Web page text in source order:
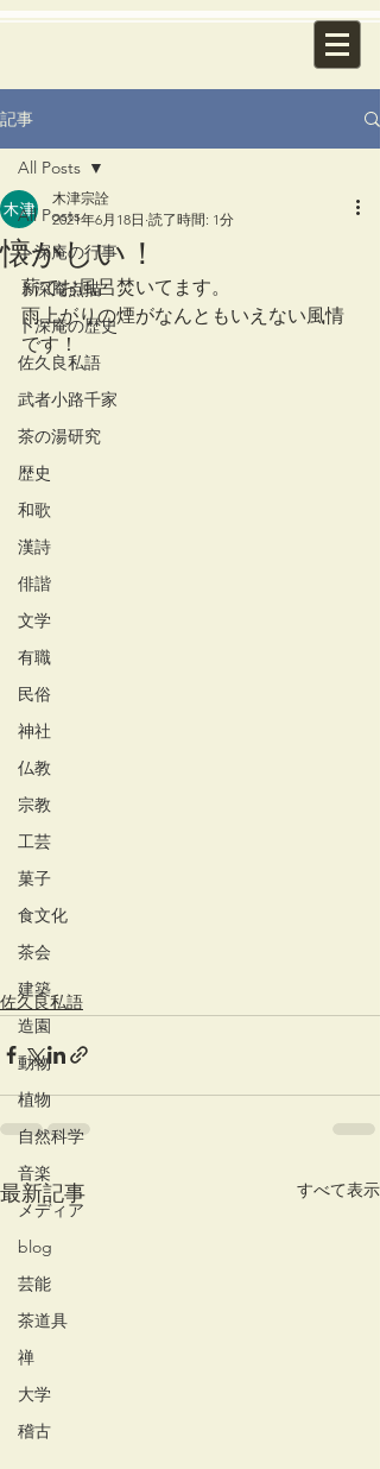
記事
All Posts
卜深庵の行事
卜深庵点描
卜深庵の歴史
佐久良私語
武者小路千家
茶の湯研究
歴史
和歌
漢詩
俳諧
文学
有職
民俗
神社
仏教
宗教
工芸
菓子
食文化
茶会
建築
造園
動物
植物
自然科学
音楽
メディア
blog
芸能
茶道具
禅
大学
稽古
All Posts
懐かしい！
木津宗詮
2021年6月18日 読了時間: 1分
薪でお風呂焚いてます。
雨上がりの煙がなんともいえない風情
です！
佐久良私語
最新記事 すべて表示